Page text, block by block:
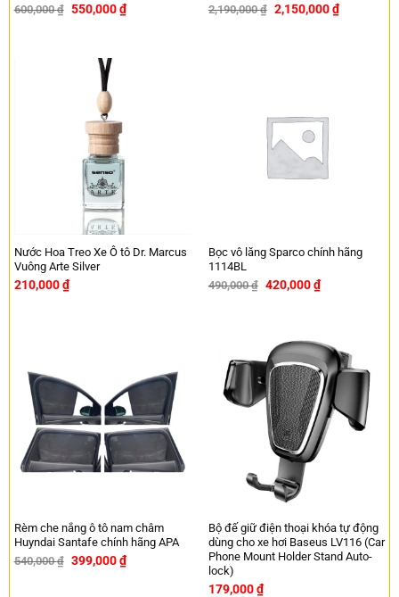
600,000₫ 550,000₫
2,190,000₫ 2,150,000₫
Nước Hoa Treo Xe Ô tô Dr. Marcus
Vuông Arte Silver
210,000₫
Bọc vô lăng Sparco chính hãng
1114BL
490,000₫ 420,000₫
Rèm che nắng ô tô nam châm
Huyndai Santafe chính hãng APA
540,000₫ 399,000₫
Bộ đế giữ điện thoại khóa tự động
dùng cho xe hơi Baseus LV116 (Car
Phone Mount Holder Stand Auto-
lock)
179,000₫